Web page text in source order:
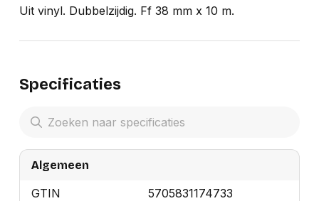
Uit vinyl. Dubbelzijdig. Ff 38 mm x 10 m.
Specificaties
Algemeen
GTIN
5705831174733